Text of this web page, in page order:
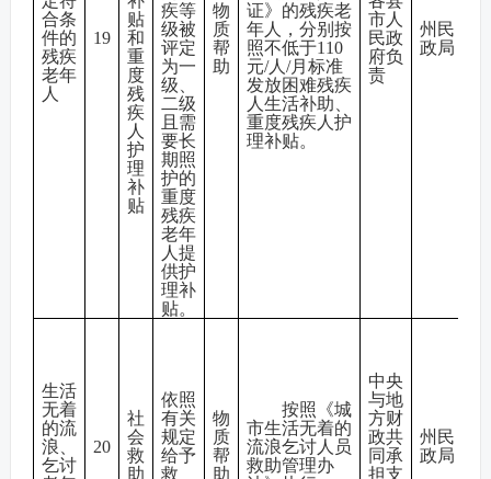
合条
件的
残疾
老年
人
19
贴
和
重
度
残
疾
人
护
理
补
贴
疾等
级被
评定
为一
级、
二级
且需
要长
期照
护的
重度
残疾
老年
人提
供护
理补
贴。
物
质
帮
助
证》的残疾老
年人，分别按
照不低于110
元/人/月标准
发放困难残疾
人生活补助、
重度残疾人护
理补贴。
市人
民政
府负
责
州民
政局
生活
无着
的流
浪、
乞讨
20
社
会
救
助
依照
有关
规定
给予
救
物
质
帮
助
按照《城
市生活无着的
流浪乞讨人员
救助管理办
中央
与地
方财
政共
同承
担支
州民
政局